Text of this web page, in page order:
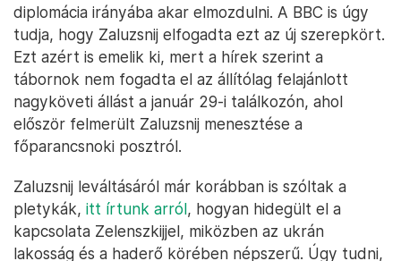
diplomácia irányába akar elmozdulni. A BBC is úgy
tudja, hogy Zaluzsnij elfogadta ezt az új szerepkört.
Ezt azért is emelik ki, mert a hírek szerint a
tábornok nem fogadta el az állítólag felajánlott
nagyköveti állást a január 29-i találkozón, ahol
először felmerült Zaluzsnij menesztése a
főparancsnoki posztról.
Zaluzsnij leváltásáról már korábban is szóltak a
pletykák, itt írtunk arról, hogyan hidegült el a
kapcsolata Zelenszkijjel, miközben az ukrán
lakosság és a haderő körében népszerű. Úgy tudni,